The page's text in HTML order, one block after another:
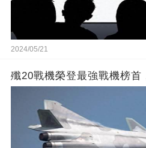
2024/05/21
殲20戰機榮登最強戰機榜首